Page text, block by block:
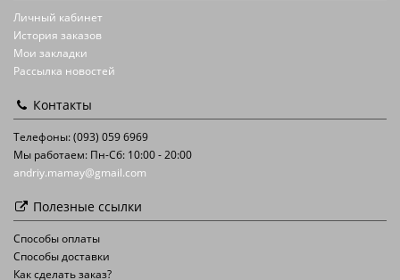
Личный кабинет
История заказов
Мои закладки
Рассылка новостей
Контакты
Телефоны: (093) 059 6969
Мы работаем: Пн-Сб: 10:00 - 20:00
andriy.mamay@gmail.com
Полезные ссылки
Способы оплаты
Способы доставки
Как сделать заказ?